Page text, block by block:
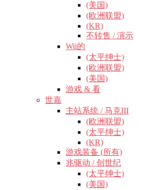
(美国)
(欧洲联盟)
(KR)
不转售 / 演示
Wii的
(太平绅士)
(欧洲联盟)
(美国)
游戏 & 看
世嘉
主站系统 / 马克III
(欧洲联盟)
(太平绅士)
(KR)
游戏装备 (所有)
兆驱动 / 创世纪
(太平绅士)
(美国)